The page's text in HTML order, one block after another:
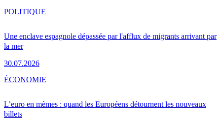
Une enclave espagnole dépassée par l'afflux de migrants arrivant par
la mer
30.07.2026
POLITIQUE
L’euro en mèmes : quand les Européens détournent les nouveaux
billets
ÉCONOMIE